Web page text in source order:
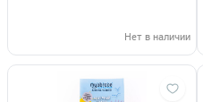
Нет в наличии